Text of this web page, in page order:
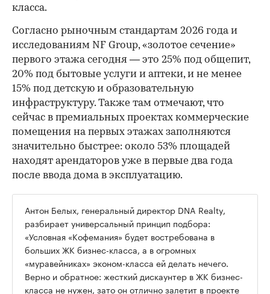
класса.
Согласно рыночным стандартам 2026 года и
исследованиям NF Group, «золотое сечение»
первого этажа сегодня — это 25% под общепит,
20% под бытовые услуги и аптеки, и не менее
15% под детскую и образовательную
инфраструктуру. Также там отмечают, что
сейчас в премиальных проектах коммерческие
помещения на первых этажах заполняются
значительно быстрее: около 53% площадей
находят арендаторов уже в первые два года
после ввода дома в эксплуатацию.
Антон Белых, генеральный директор DNA Realty,
разбирает универсальный принцип подбора:
«Условная «Кофемания» будет востребована в
больших ЖК бизнес-класса, а в огромных
«муравейниках» эконом-класса ей делать нечего.
Верно и обратное: жесткий дискаунтер в ЖК бизнес-
класса не нужен, зато он отлично залетит в проекте